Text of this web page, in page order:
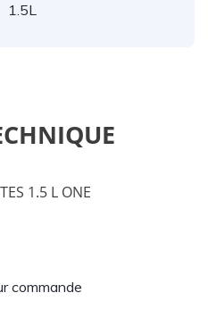
1.5L
1.5 L ONE
commande